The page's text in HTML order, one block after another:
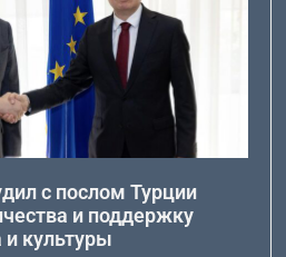
с послом Турции
и поддержку
и культуры